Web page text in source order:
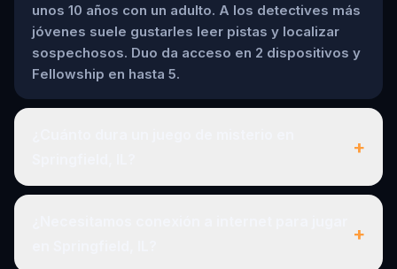
unos 10 años con un adulto. A los detectives más
jóvenes suele gustarles leer pistas y localizar
sospechosos. Duo da acceso en 2 dispositivos y
Fellowship en hasta 5.
+
+